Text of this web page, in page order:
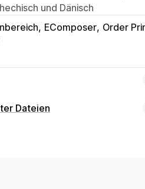
und Dänisch
EComposer Order
Dateien